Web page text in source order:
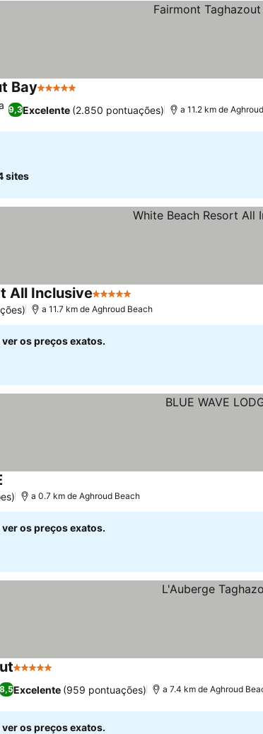
Bay5 Estrelas
9,3Excelente (2.850 pontuações) a 11.2 km de
sites
All Inclusive5 Estrelas
a 11.7 km de Aghroud Beach
os preços exatos.
Ver preços
a 0.7 km de Aghroud Beach
os preços exatos.
5 Estrelas
8,5Excelente (959 pontuações) a 7.4 km de Aghroud
os preços exatos.